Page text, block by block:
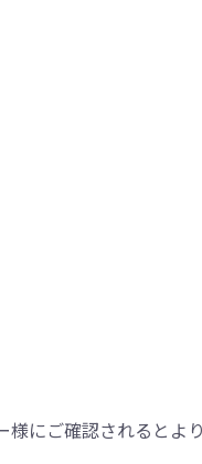
にご確認されるとより